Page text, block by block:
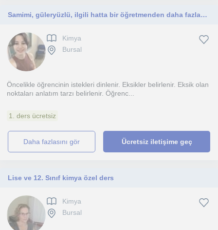
Samimi, güleryüzlü, ilgili hatta bir öğretmenden daha fazlası. Kimyayı anlamayan sevmek isteyen tüm gençlere yardımcı olabilirim.
Kimya
Bursal
Öncelikle öğrencinin istekleri dinlenir. Eksikler belirlenir. Eksik olan
noktaları anlatım tarzı belirlenir. Öğrenc...
1. ders ücretsiz
daha fazlasını gör Ücretsiz iletişime geç
Lise ve 12. Sınıf kimya özel ders
Kimya
Bursal